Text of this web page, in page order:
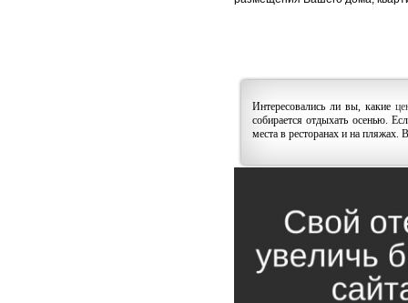
Интересовались ли вы, какие
собирается отдыхать осенью.
места в ресторанах и на пляжах.